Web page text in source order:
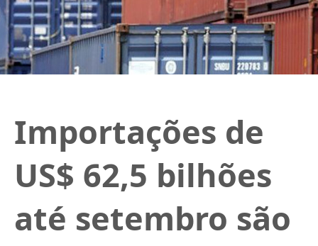
Importações de
US$ 62,5 bilhões
até setembro são